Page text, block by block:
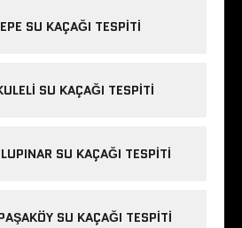
SU KAÇAĞI TESPITI
SU KAÇAĞI TESPITI
SU KAÇAĞI TESPITI
SU KAÇAĞI TESPITI